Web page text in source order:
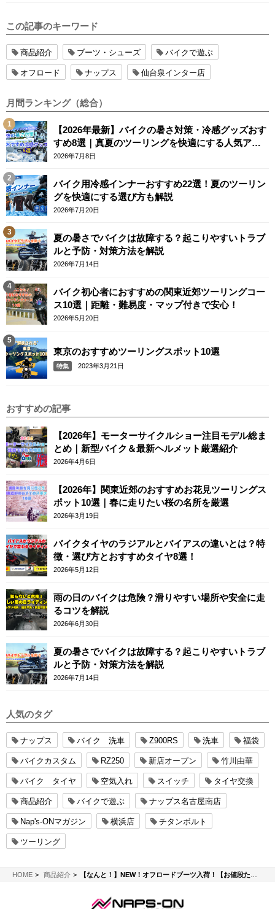
この記事のキーワード
商品紹介 ブーツ・シューズ バイクで遊ぶ
オフロード ナップス 仙台泉インター店
月間ランキング（総合）
【2026年最新】バイクの暑さ対策・冷感グッズおす
すめ8選｜真夏のツーリングを快適にする人気アイ
テム
2026年7月8日
バイク用冷感インナーおすすめ22選！夏のツーリン
グを快適にする選び方も解説
2026年7月20日
夏の暑さでバイクは故障する？起こりやすいトラブ
ルと予防・対策方法を解説
2026年7月14日
バイク初心者におすすめの関東近郊ツーリングコー
ス10選｜距離・難易度・マップ付きで安心！
2026年5月20日
東京のおすすめツーリングスポット10選
特集 2023年3月21日
おすすめの記事
【2026年】モーターサイクルショー注目モデル総ま
とめ｜新型バイク＆最新ヘルメット厳選紹介
2026年4月6日
【2026年】関東近郊のおすすめお花見ツーリングス
ポット10選｜春に走りたい桜の名所を厳選
2026年3月19日
バイクタイヤのラジアルとバイアスの違いとは？特
徴・選び方とおすすめタイヤ8選！
2026年5月12日
雨の日のバイクは危険？滑りやすい場所や安全に走
るコツを解説
2026年6月30日
夏の暑さでバイクは故障する？起こりやすいトラブ
ルと予防・対策方法を解説
2026年7月14日
人気のタグ
ナップス バイク 洗車 Z900RS 洗車 福袋
バイクカスタム RZ250 新店オープン 竹川由華
バイク タイヤ 空気入れ スイッチ タイヤ交換
商品紹介 バイクで遊ぶ ナップス名古屋南店
Nap's-ONマガジン 横浜店 チタンボルト
ツーリング
HOMENAPS-ON マガジン
商品紹介 【なんと！】NEW！オフロードブーツ入荷！【お値段たったの…！】